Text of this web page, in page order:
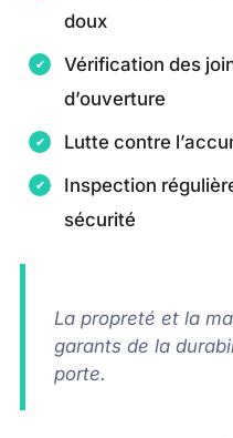
doux
Vérification des
d’ouverture
Lutte contre
Inspection
sécurité
La propreté et la
garants de la
porte.